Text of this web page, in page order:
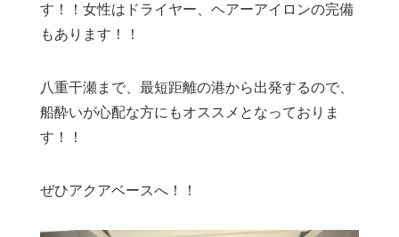
す！！女性はドライヤー、ヘアーアイロンの完備
もあります！！
八重干瀬まで、最短距離の港から出発するので、
船酔いが心配な方にもオススメとなっておりま
す！！
ぜひアクアベースへ！！